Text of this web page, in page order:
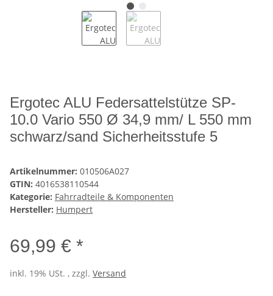
Ergotec ALU Federsattelstütze SP-
10.0 Vario 550 Ø 34,9 mm/ L 550 mm
schwarz/sand Sicherheitsstufe 5
Artikelnummer: 010506A027
GTIN: 4016538110544
Kategorie: Fahrradteile & Komponenten
Hersteller: Humpert
69,99 € *
inkl. 19% USt. , zzgl. Versand